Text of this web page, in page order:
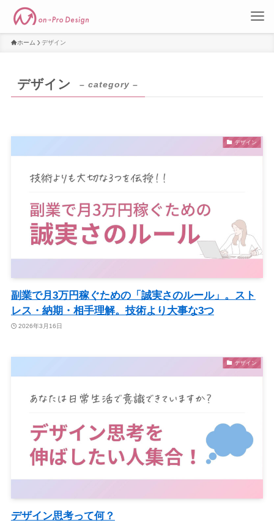
ホーム デザイン
デザイン – category –
デザイン
副業で月3万円稼ぐための「誠実さのルール」。スト
レス・納期・相手理解。技術より大事な3つ
2026年3月16日
デザイン
デザイン思考って何？